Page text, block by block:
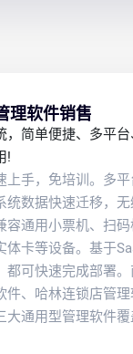
理软件销售
，简单便捷、多平
!
上手，免培训。多
统数据快速迁移，
容通用小票机、扫
体卡等设备。基于
都可快速完成部署
件、哈林连锁店管
大通用型管理软件